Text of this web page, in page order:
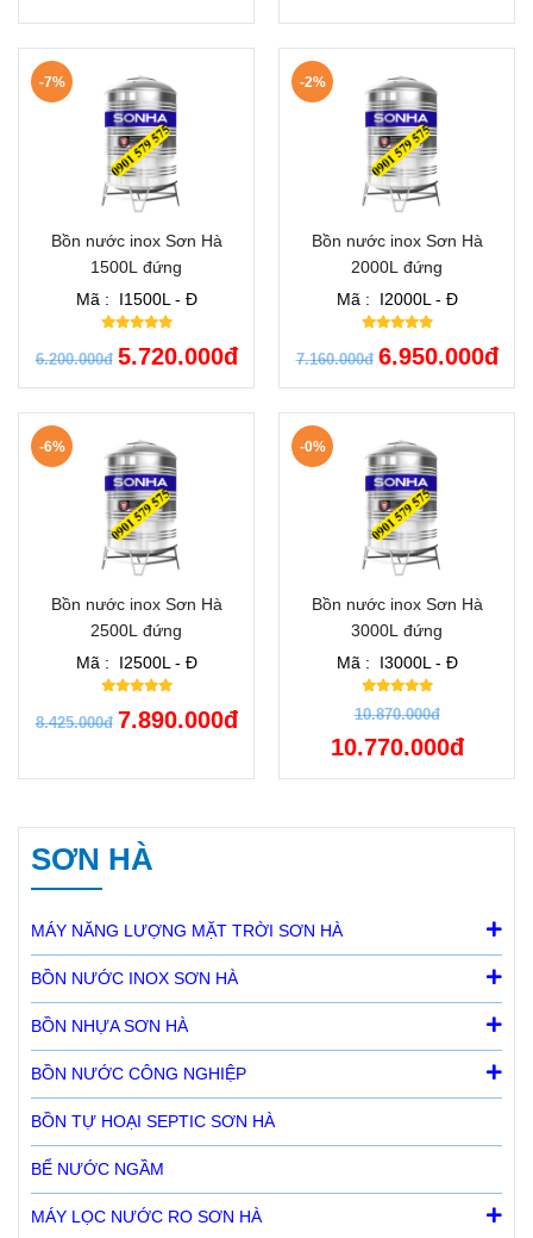
Bồn nước inox Sơn Hà
1500L đứng
Mã :
I1500L - Đ
6.200.000đ
-7%
5.720.000đ
Bồn nước inox Sơn Hà
2000L đứng
Mã :
I2000L - Đ
7.160.000đ
-2%
6.950.000đ
Bồn nước inox Sơn Hà
2500L đứng
Mã :
I2500L - Đ
8.425.000đ
-6%
7.890.000đ
Bồn nước inox Sơn Hà
3000L đứng
Mã :
I3000L - Đ
10.870.000đ
-0%
10.770.000đ
SƠN HÀ
MÁY NĂNG LƯỢNG MẶT TRỜI SƠN HÀ
BỒN NƯỚC INOX SƠN HÀ
BỒN NHỰA SƠN HÀ
BỒN NƯỚC CÔNG NGHIỆP
BỒN TỰ HOẠI SEPTIC SƠN HÀ
BỂ NƯỚC NGẦM
MÁY LỌC NƯỚC RO SƠN HÀ